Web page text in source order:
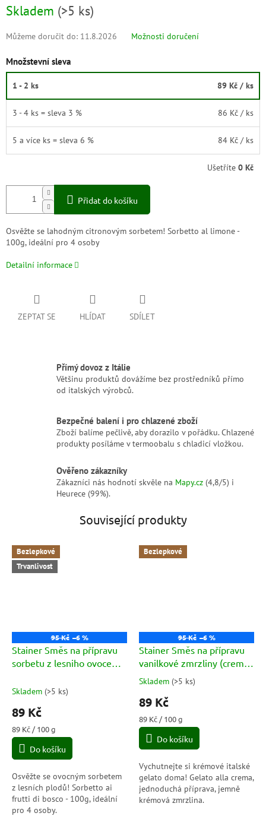
Skladem (>5 ks)
Můžeme doručit do: 11.8.2026 Možnosti doručení
Množstevní sleva
1 - 2 ks 89 Kč / ks
3 - 4 ks = sleva 3 % 86 Kč / ks
5 a více ks = sleva 6 % 84 Kč / ks
Ušetříte 0 Kč
Přidat do košíku
Osvěžte se lahodným citronovým sorbetem! Sorbetto al limone -
100g, ideální pro 4 osoby
Detailní informace
ZEPTAT SE HLÍDAT SDÍLET
Přímý dovoz z Itálie
Většinu produktů dovážíme bez prostředníků přímo
od italských výrobců.
Bezpečné balení i pro chlazené zboží
Zboží balíme pečlivě, aby dorazilo v pořádku. Chlazené
produkty posíláme v termoobalu s chladicí vložkou.
Ověřeno zákazníky
Zákazníci nás hodnotí skvěle na Mapy.cz (4,8/5) i
Heurece (99%).
Související produkty
Bezlepkové
Trvanlivost
95 Kč –6 %
Stainer Směs na přípravu
sorbetu z lesniho ovoce
100g
Skladem (>5 ks)
89 Kč
Měrná
cena:
89 Kč / 100 g
Do košíku
Osvěžte se ovocným sorbetem
z lesních plodů! Sorbetto ai
frutti di bosco - 100g, ideální
pro 4 osoby.
Bezlepkové
95 Kč –6 %
Stainer Směs na přípravu
vanilkové zmrzliny (crema)
100g
Průměrné
produktu
je
4,5
5
hvězdiček.
Skladem (>5 ks)
89 Kč
Měrná
cena:
89 Kč / 100 g
Do košíku
Vychutnejte si krémové italské
gelato doma! Gelato alla crema,
jednoduchá příprava, jemně
krémová zmrzlina.